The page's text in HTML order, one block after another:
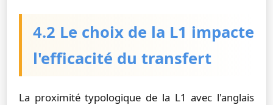
4.2 Le choix de la L1 impacte
l'efficacité du transfert
La proximité typologique de la L1 avec l'anglais